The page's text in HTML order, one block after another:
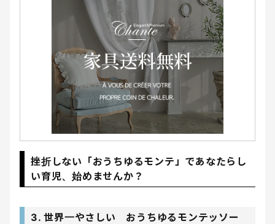
挫折しない「おうちゆるモンテ」であなたらし
い育児、始めませんか？
3. 世界一やさしい おうちゆるモンテッソー